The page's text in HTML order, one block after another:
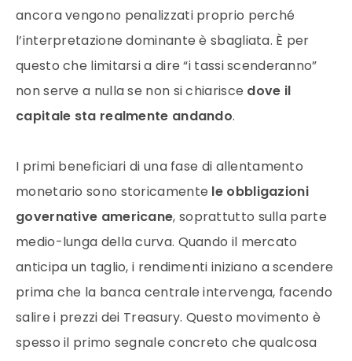
ancora vengono penalizzati proprio perché
l’interpretazione dominante è sbagliata. È per
questo che limitarsi a dire “i tassi scenderanno”
non serve a nulla se non si chiarisce dove il
capitale sta realmente andando.
I primi beneficiari di una fase di allentamento
monetario sono storicamente le obbligazioni
governative americane, soprattutto sulla parte
medio-lunga della curva. Quando il mercato
anticipa un taglio, i rendimenti iniziano a scendere
prima che la banca centrale intervenga, facendo
salire i prezzi dei Treasury. Questo movimento è
spesso il primo segnale concreto che qualcosa